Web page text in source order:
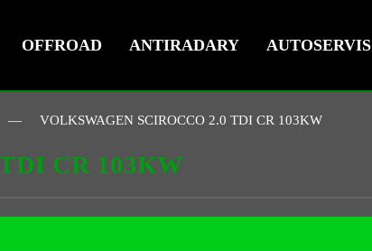
OFFROAD ANTIRADARY AUTOSERVIS
VOLKSWAGEN SCIROCCO 2.0 TDI CR 103KW
CR 103KW